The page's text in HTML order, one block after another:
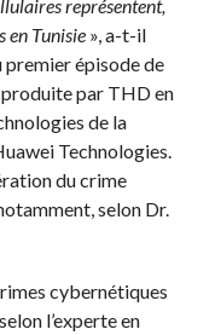
représentent,
en Tunisie », a-t-il
premier épisode de
par THD en
de la
Technologies.
du crime
selon Dr.
cybernétiques
l’experte en